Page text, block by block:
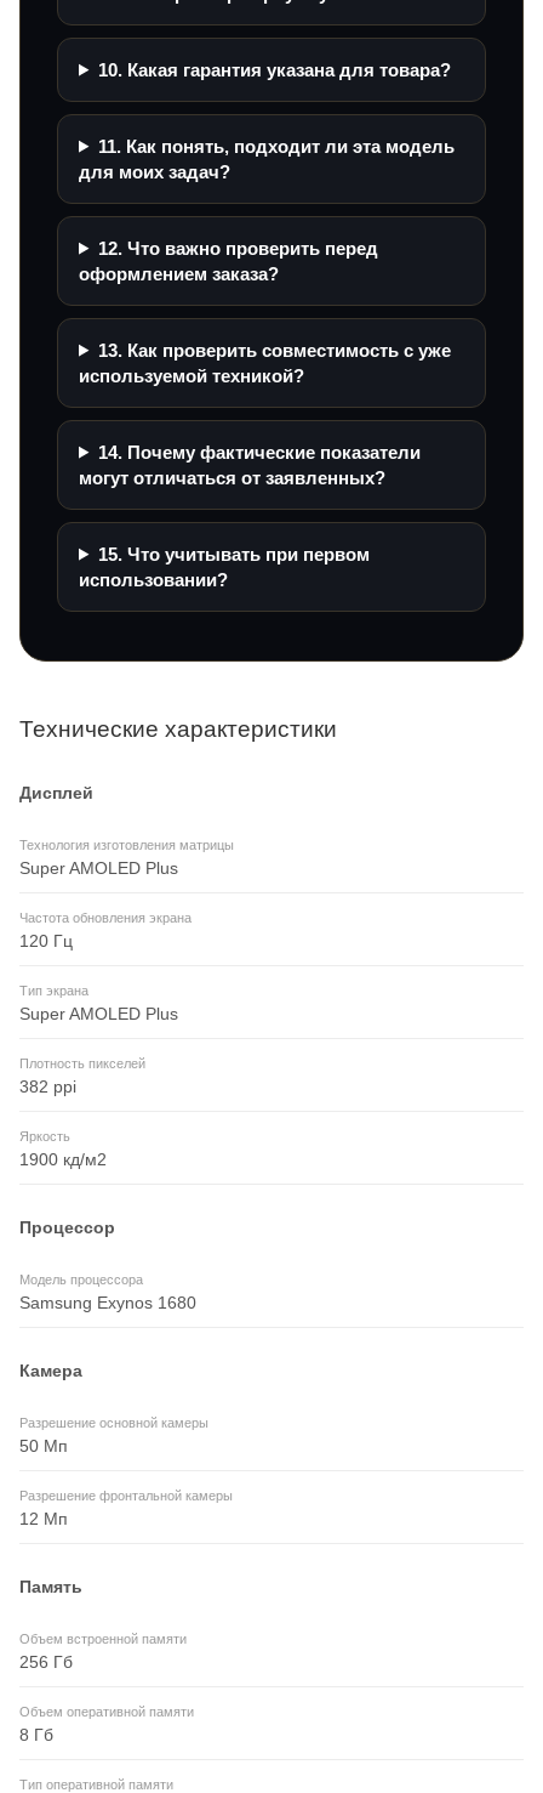
10. Какая гарантия указана для товара?
11. Как понять, подходит ли эта модель
для моих задач?
12. Что важно проверить перед
оформлением заказа?
13. Как проверить совместимость с уже
используемой техникой?
14. Почему фактические показатели
могут отличаться от заявленных?
15. Что учитывать при первом
использовании?
Технические характеристики
Дисплей
Технология изготовления матрицы
Super AMOLED Plus
Частота обновления экрана
120 Гц
Тип экрана
Super AMOLED Plus
Плотность пикселей
382 ppi
Яркость
1900 кд/м2
Процессор
Модель процессора
Samsung Exynos 1680
Камера
Разрешение основной камеры
50 Мп
Разрешение фронтальной камеры
12 Мп
Память
Объем встроенной памяти
256 Гб
Объем оперативной памяти
8 Гб
Тип оперативной памяти